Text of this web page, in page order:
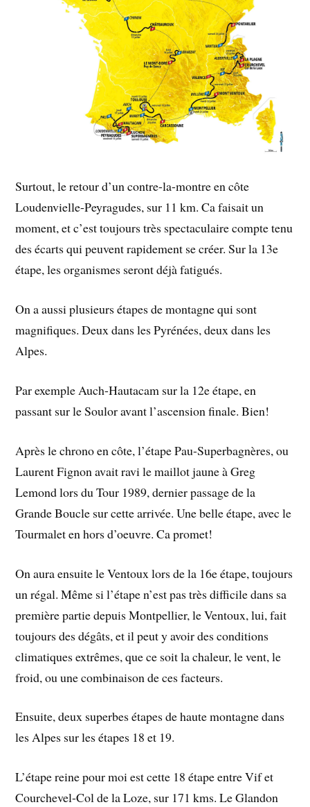
Surtout, le retour d’un contre-la-montre en côte
Loudenvielle-Peyragudes, sur 11 km. Ca faisait un
moment, et c’est toujours très spectaculaire compte tenu
des écarts qui peuvent rapidement se créer. Sur la 13e
étape, les organismes seront déjà fatigués.
On a aussi plusieurs étapes de montagne qui sont
magnifiques. Deux dans les Pyrénées, deux dans les
Alpes.
Par exemple Auch-Hautacam sur la 12e étape, en
passant sur le Soulor avant l’ascension finale. Bien!
Après le chrono en côte, l’étape Pau-Superbagnères, ou
Laurent Fignon avait ravi le maillot jaune à Greg
Lemond lors du Tour 1989, dernier passage de la
Grande Boucle sur cette arrivée. Une belle étape, avec le
Tourmalet en hors d’oeuvre. Ca promet!
On aura ensuite le Ventoux lors de la 16e étape, toujours
un régal. Même si l’étape n’est pas très difficile dans sa
première partie depuis Montpellier, le Ventoux, lui, fait
toujours des dégâts, et il peut y avoir des conditions
climatiques extrêmes, que ce soit la chaleur, le vent, le
froid, ou une combinaison de ces facteurs.
Ensuite, deux superbes étapes de haute montagne dans
les Alpes sur les étapes 18 et 19.
L’étape reine pour moi est cette 18 étape entre Vif et
Courchevel-Col de la Loze, sur 171 kms. Le Glandon